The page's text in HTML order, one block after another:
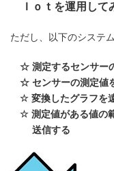
Ｉｏｔを運用して
ただし、以下のシステ
☆ 測定するセンサー
☆ センサーの測定値
☆ 変換したグラフを
☆ 測定値がある値の
送信する